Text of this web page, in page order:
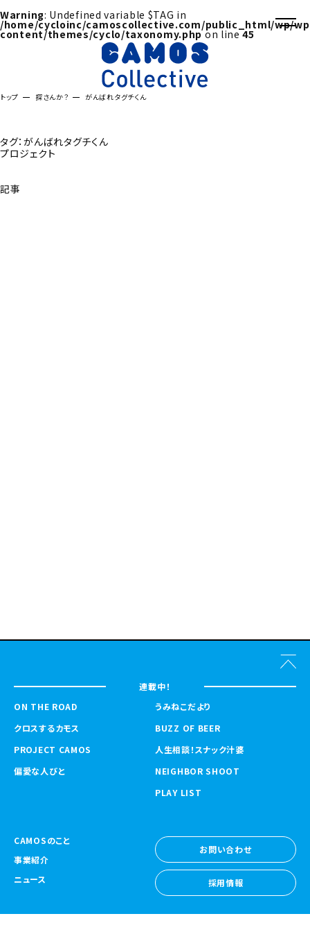
Warning: Undefined variable $TAG in
/home/cycloinc/camoscollective.com/public_html/wp/
content/themes/cyclo/taxonomy.phpon line45
トップ 探さんか？ がんばれタグチくん
タグ：がんばれタグチくん
プロジェクト
記事
連載中！
ON THE ROAD
クロスするカモス
PROJECT CAMOS
偏愛な人びと
うみねこだより
BUZZ OF BEER
人生相談！スナック汁婆
NEIGHBOR SHOOT
PLAY LIST
CAMOSのこと
事業紹介
ニュース
お問い合わせ
お問い合わせ
採用情報